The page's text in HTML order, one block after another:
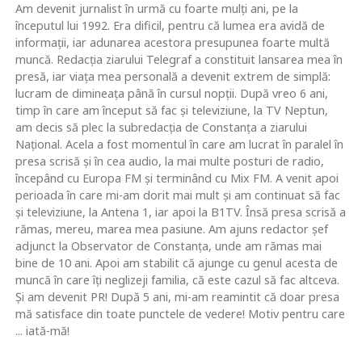
Am devenit jurnalist în urmă cu foarte mulţi ani, pe la
începutul lui 1992. Era dificil, pentru că lumea era avidă de
informaţii, iar adunarea acestora presupunea foarte multă
muncă. Redacţia ziarului Telegraf a constituit lansarea mea în
presă, iar viaţa mea personală a devenit extrem de simplă:
lucram de dimineaţa până în cursul nopţii. După vreo 6 ani,
timp în care am început să fac şi televiziune, la TV Neptun,
am decis să plec la subredacţia de Constanţa a ziarului
Naţional. Acela a fost momentul în care am lucrat în paralel în
presa scrisă şi în cea audio, la mai multe posturi de radio,
începând cu Europa FM şi terminând cu Mix FM. A venit apoi
perioada în care mi-am dorit mai mult şi am continuat să fac
şi televiziune, la Antena 1, iar apoi la B1TV. Însă presa scrisă a
rămas, mereu, marea mea pasiune. Am ajuns redactor şef
adjunct la Observator de Constanţa, unde am rămas mai
bine de 10 ani. Apoi am stabilit că ajunge cu genul acesta de
muncă în care îţi neglizeji familia, că este cazul să fac altceva.
Şi am devenit PR! După 5 ani, mi-am reamintit că doar presa
mă satisface din toate punctele de vedere! Motiv pentru care
... iată-mă!